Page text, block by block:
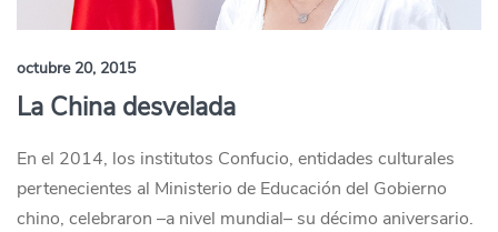
octubre 20, 2015
La China desvelada
En el 2014, los institutos Confucio, entidades culturales
pertenecientes al Ministerio de Educación del Gobierno
chino, celebraron –a nivel mundial– su décimo aniversario.